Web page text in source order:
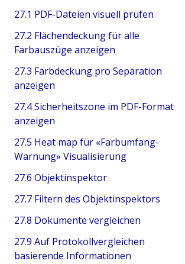
27.1 PDF-Dateien visuell prüfen
27.2 Flächendeckung für alle
Farbauszüge anzeigen
27.3 Farbdeckung pro Separation
anzeigen
27.4 Sicherheitszone im PDF-Format
anzeigen
27.5 Heat map für «Farbumfang-
Warnung» Visualisierung
27.6 Objektinspektor
27.7 Filtern des Objektinspektors
27.8 Dokumente vergleichen
27.9 Auf Protokollvergleichen
basierende Informationen